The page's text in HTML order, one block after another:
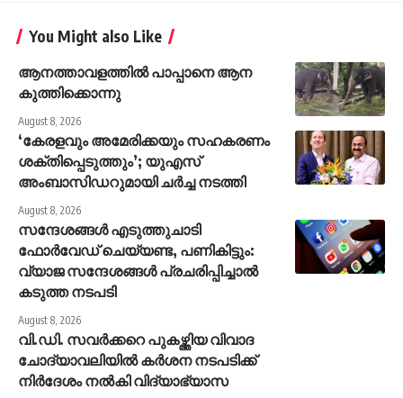
You Might also Like
ആനത്താവളത്തില്‍ പാപ്പാനെ ആന
കുത്തിക്കൊന്നു
August 8, 2026
‘കേരളവും അമേരിക്കയും സഹകരണം
ശക്തിപ്പെടുത്തും’; യുഎസ്
അംബാസിഡറുമായി ചർച്ച നടത്തി
August 8, 2026
സന്ദേശങ്ങൾ എടുത്തുചാടി
ഫോർവേഡ് ചെയ്യണ്ട, പണികിട്ടും:
വ്യാജ സന്ദേശങ്ങൾ പ്രചരിപ്പിച്ചാൽ
കടുത്ത നടപടി
August 8, 2026
വി.ഡി. സവർക്കറെ പുകഴ്ത്തിയ വിവാദ
ചോദ്യാവലിയിൽ കർശന നടപടിക്ക്
നിർദേശം നൽകി വിദ്യാഭ്യാസ